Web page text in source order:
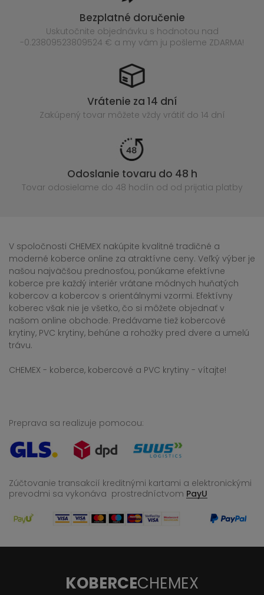
Bezplatné doručenie
Uskutočnite objednávku s hodnotou nad
-0.23809523809524 € a my vám ju pošleme ZDARMA!
Vrátenie za 14 dní
Zakúpený tovar môžete vždy vrátiť do 14 dní
Odoslanie tovaru do 48 h
Tovar odosielame do 48 hodín od od prijatia platby
V spoločnosti CHEMEX nakúpite kvalitné tradičné a
moderné koberce online za atraktívne ceny. Veľký výber je
našou najväčšou prednosťou, ponúkame efektívne
koberce pre každý interiér vrátane módnych huňatých
kobercov a kobercov s orientálnymi vzormi. Efektívny
koberec však nie je všetko, čo si môžete objednať v
našom online obchode. Predávame tiež kobercové
krytiny, PVC krytiny, behúne a rohožky pred dvere a umelú
trávu.
CHEMEX - koberce, kobercové a PVC krytiny - vítajte!
Preprava sa realizuje pomocou:
Zúčtovanie transakcií kreditnými kartami a elektronickými
prevodmi sa vykonáva prostredníctvom PayU
KOBERCECHEMEX